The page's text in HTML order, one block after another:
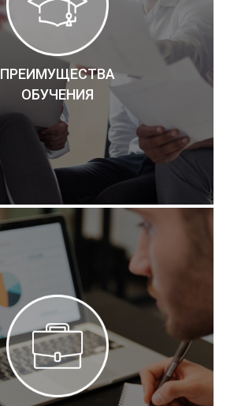
ПРЕИМУЩЕСТВА
ОБУЧЕНИЯ